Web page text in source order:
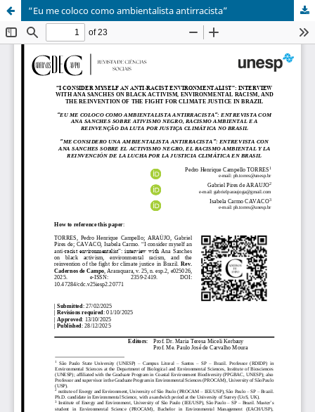
“Eu me coloco como ambientalista antirracista”